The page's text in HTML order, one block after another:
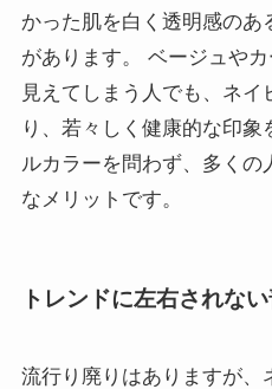
かった肌を白く透明感のあ
があります。 ベージュや
見えてしまう人でも、ネイ
り、若々しく健康的な印
ルカラーを問わず、多くの
なメリットです。
トレンドに左右されな
流行り廃りはありますが、